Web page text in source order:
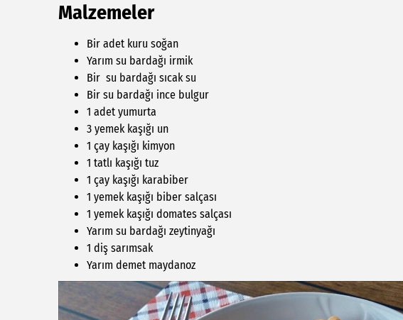
Malzemeler
Bir adet kuru soğan
Yarım su bardağı irmik
Bir su bardağı sıcak su
Bir su bardağı ince bulgur
1 adet yumurta
3 yemek kaşığı un
1 çay kaşığı kimyon
1 tatlı kaşığı tuz
1 çay kaşığı karabiber
1 yemek kaşığı biber salçası
1 yemek kaşığı domates salçası
Yarım su bardağı zeytinyağı
1 diş sarımsak
Yarım demet maydanoz